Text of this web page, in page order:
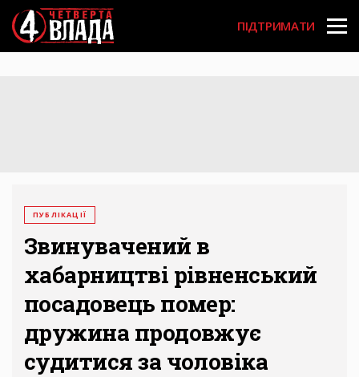
Перейти
до
основного
вмісту
User
account
ПІДТРИМАТИ
ПУБЛІКАЦІЇ
Звинувачений в
хабарництві рівненський
посадовець помер:
дружина продовжує
судитися за чоловіка